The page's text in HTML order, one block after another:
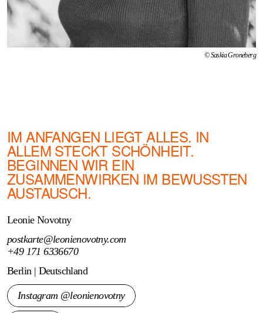
© Saskia Groneberg
IM ANFANGEN LIEGT ALLES. IN
ALLEM STECKT SCHÖNHEIT.
BEGINNEN WIR EIN
ZUSAMMENWIRKEN IM BEWUSSTEN
AUSTAUSCH.
Leonie Novotny
postkarte@leonienovotny.com
+49 171 6336670
Berlin | Deutschland
Instagram @leonienovotny